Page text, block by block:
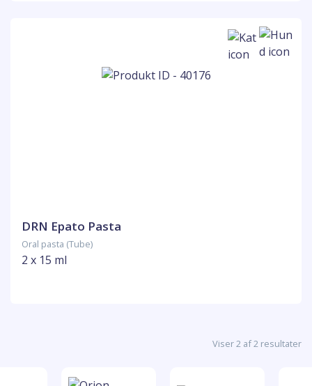
DRN Epato Pasta
Oral pasta (Tube)
2 x 15 ml
Viser 2 af 2 resultater